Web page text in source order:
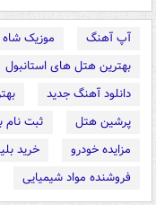
آپ آهنگ موزیک شاه
بهترین هتل های استانبول
دانلود آهنگ جدید
پرشین هتل
ثبت نام
مزایده خودرو
خرید
فروشنده مواد شیمیایی